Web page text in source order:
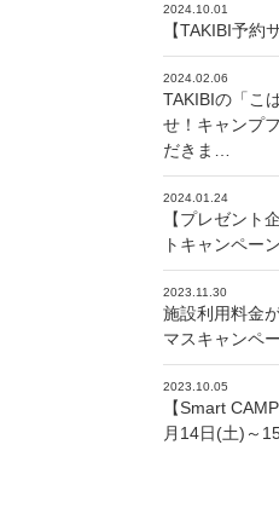
2024.10.01
【TAKIBI予約
2024.02.06
TAKIBIの「こ
せ！キャンプ
だきま…
2024.01.24
【プレゼント
トキャンペー
2023.11.30
施設利用料金
マスキャンペ
2023.10.05
【Smart
月14日(土)～